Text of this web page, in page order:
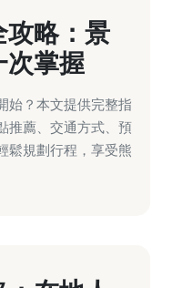
攻略：景
次掌握
始？本文提供完整指
推薦、交通方式、預
鬆規劃行程，享受熊